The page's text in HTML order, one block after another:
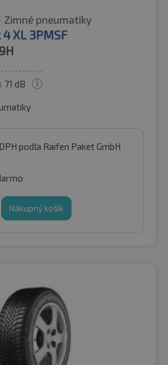
Zimné pneumatiky
XL 3PMSF
71 dB
podľa Raifen Paket GmbH
Nákupný košík